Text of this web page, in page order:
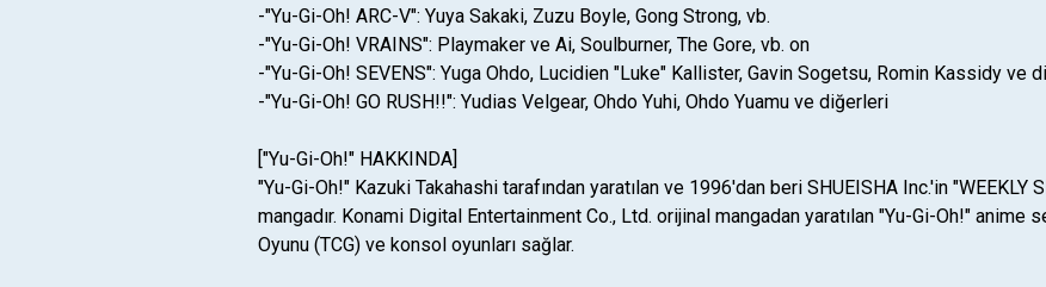
-"Yu-Gi-Oh! ARC-V": Yuya Sakaki, Zuzu Boyle, Gong Strong, vb.
-"Yu-Gi-Oh! VRAINS": Playmaker ve Ai, Soulburner, The Gore, vb. on
-"Yu-Gi-Oh! SEVENS": Yuga Ohdo, Lucidien "Luke" Kallister, Gavin Sogetsu, Romin Kassidy ve
-"Yu-Gi-Oh! GO RUSH!!": Yudias Velgear, Ohdo Yuhi, Ohdo Yuamu ve diğerleri
["Yu-Gi-Oh!" HAKKINDA]
"Yu-Gi-Oh!" Kazuki Takahashi tarafından yaratılan ve 1996'dan beri SHUEISHA Inc.'in
mangadır. Konami Digital Entertainment Co., Ltd. orijinal mangadan yaratılan "Yu-Gi-Oh!"
Oyunu (TCG) ve konsol oyunları sağlar.